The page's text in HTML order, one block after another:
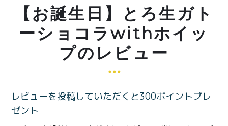
注文履歴 会員登録情報 ポイント
とろ生チーズケーキ
【お誕生日】とろ生ガト
ーショコラwithホイッ
プのレビュー
レビューを投稿していただくと300ポイントプレ
ゼント